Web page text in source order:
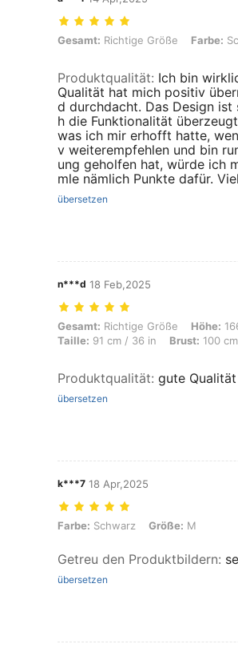
Gesamt: Richtige Größe, Farbe:
Gesamt: Richtige Größe Farbe:
Produktqualität: Ich bin
Qualität hat mich positiv
d durchdacht. Das Design ist
h die Funktionalität
was ich mir erhofft hatte,
v weiterempfehlen und bin
ung geholfen hat, würde ich
mle nämlich Punkte dafür.
übersetzen
n***d 18 Feb,2025
Gesamt: Richtige Größe, Höhe: 166 cm
Gesamt: Richtige Größe Höhe:
Taille: 91 cm / 36 in Brust: 100
Produktqualität: gute Qualität
übersetzen
k***7 18 Apr,2025
Farbe: Schwarz, Größe: M
Farbe: Schwarz Größe: M
Getreu den Produktbildern:
übersetzen